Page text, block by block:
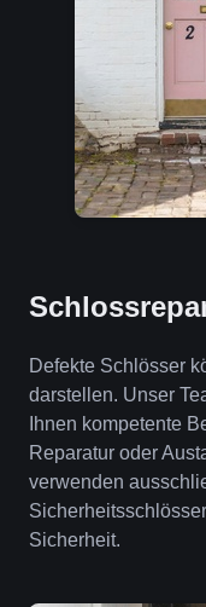
Defekte Schlösser
darstellen. Unser
Ihnen kompetente
Reparatur oder
verwenden
Sicherheit.